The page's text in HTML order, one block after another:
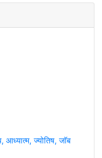
ज्योतिष, जाॅब